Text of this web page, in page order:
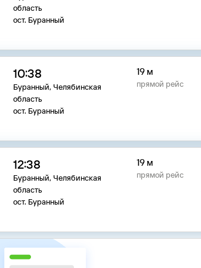
область
ост. Буранный
10:38
Буранный, Челябинская
область
ост. Буранный
19 м
прямой рейс
12:38
Буранный, Челябинская
область
ост. Буранный
19 м
прямой рейс